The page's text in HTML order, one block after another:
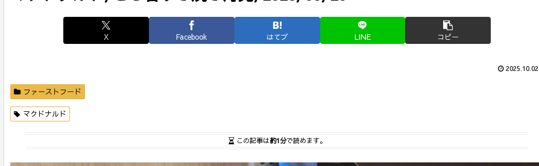
X Facebook はてブ LINE コピー
2025.10.02
ファーストフード
マクドナルド
この記事は約1分で読めます。